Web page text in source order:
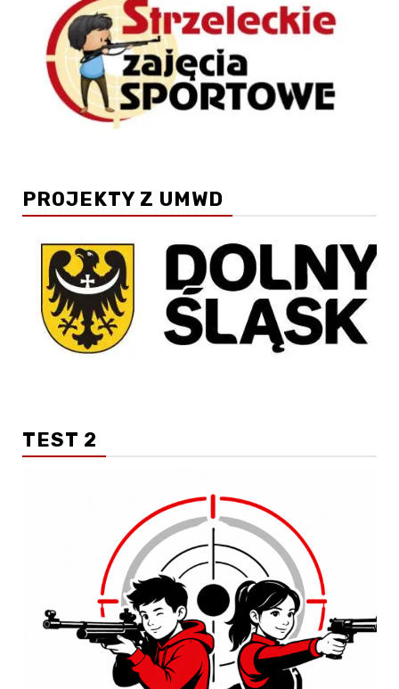
PROJEKTY Z UMWD
TEST 2